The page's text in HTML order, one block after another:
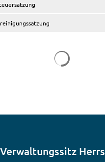
Verwaltungssitz